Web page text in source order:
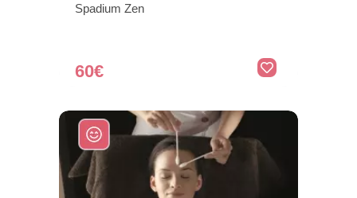
Spadium Zen
60€